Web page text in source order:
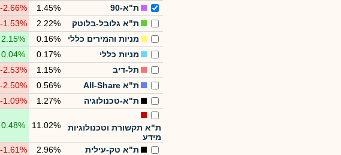
ת"א-90
1.45%
-2.66%
ת"א גלובל-בלוטק
2.22%
-1.53%
מניות והמירים כללי
0.16%
2.15%
מניות כללי
0.17%
0.04%
תל-דיב
1.15%
-2.53%
ת"א All-Share
0.56%
-2.50%
ת"א-טכנולוגיה
1.27%
-1.09%
ת"א תקשורת וטכנולוגיות
מידע
11.02%
0.48%
ת"א טק-עילית 2.96%
-1.61%